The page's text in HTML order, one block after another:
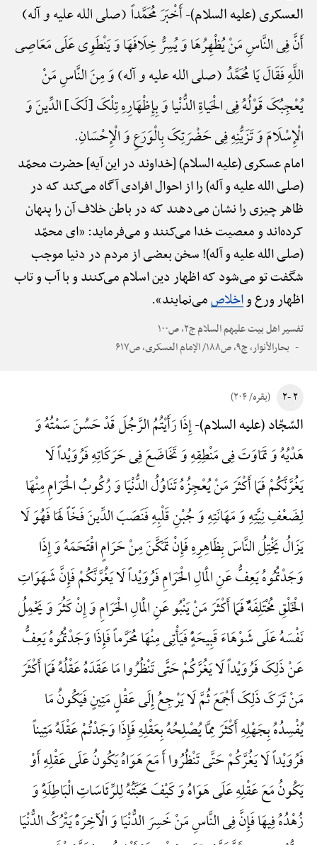
العسکری (علیه السلام)-أَخْبَرَ مُحَمَّداً (صلی الله علیه و آله)
أَنَّ فِی النَّاسِ مَنْ یُظْهِرُهَا وَ یُسِرُّ خِلَافَهَا وَ یَنْطَوِی عَلَی مَعَاصِی
اللَّهِ فَقَالَ یَا مُحَمَّدُ (صلی الله علیه و آله) وَ مِنَ النَّاسِ مَنْ
یُعْجِبُکَ قَوْلُهُ فِی الْحَیاةِ الدُّنْیا وَ بِإِظْهَارِهِ تِلْکَ {لَکَ} الدِّینَ وَ
الْإِسْلَامَ وَ تَزَیُّنِهِ فِی حَضْرَتِکَ بِالْوَرَعِ وَ الْإِحْسَانِ.
امام عسکری (علیه السلام) [خداوند در این آیه] حضرت محمّد
(صلی الله علیه و آله) را از احوال افرادی آگاه می‌کند که در
ظاهر چیزی را نشان می‌دهند که در باطن خلاف آن را پنهان
کرده‌اند و معصیت خدا می‌کنند و می‌فرماید: «ای محمّد
(صلی الله علیه و آله)! سخن بعضی از مردم در دنیا موجب
شگفت تو می‌شود که اظهار دین اسلام می‌کنند و با آب و تاب
اظهار ورع واخلاصمی‌نمایند».
تفسیر اهل بیت علیهم السلام ج۲، ص۱۰۰
بحارالأنوار، ج۹، ص۱۸۸/ الإمام العسکری، ص۶۱۷
۲ -۲ (بقره/ ۲۰۴)
السّجّاد (علیه السلام)-إِذَا رَأَیْتُمُ الرَّجُلَ قَدْ حَسُنَ سَمْتُهُ وَ
هَدْیُهُ وَ تَمَاوَتَ فِی مَنْطِقِهِ وَ تَخَاضَعَ فِی حَرَکَاتِهِ فَرُوَیْداً لَا
یَغُرَّنَّکُمْ فَمَا أَکْثَرَ مَنْ یُعْجِزُهُ تَنَاوُلُ الدُّنْیَا وَ رُکُوبُ الْحَرَامِ مِنْهَا
لِضَعْفِ نِیَّتِهِ وَ مَهَانَتِهِ وَ جُبْنِ قَلْبِهِ فَنَصَبَ الدِّینَ فَخّاً لَهَا فَهُوَ لَا
یَزَالُ یَخْتِلُ النَّاسَ بِظَاهِرِهِ فَإِنْ تَمَکَّنَ مِنْ حَرَامٍ اقْتَحَمَهُ وَ إِذَا
وَجَدْتُمُوهُ یَعِفُّ عَنِ الْمَالِ الْحَرَامِ فَرُوَیْداً لَا یَغُرَّنَّکُمْ فَإِنَّ شَهَوَاتِ
الْخَلْقِ مُخْتَلِفَهًٌْ فَمَا أَکْثَرَ مَنْ یَنْبُو عَنِ الْمَالِ الْحَرَامِ وَ إِنْ کَثُرَ وَ یَحْمِلُ
نَفْسَهُ عَلَی شَوْهَاءَ قَبِیحَهًٍْ فَیَأْتِی مِنْهَا مُحَرَّماً فَإِذَا وَجَدْتُمُوهُ یَعِفُّ
عَنْ ذَلِکَ فَرُوَیْداً لَا یَغُرَّکُمْ حَتَّی تَنْظُرُوا مَا عَقَدَهُ عَقْلُهُ فَمَا أَکْثَرَ
مَنْ تَرَکَ ذَلِکَ أَجْمَعَ ثُمَّ لَا یَرْجِعُ إِلَی عَقْلٍ مَتِینٍ فَیَکُونُ مَا
یُفْسِدُهُ بِجَهْلِهِ أَکْثَرَ مِمَّا یُصْلِحُهُ بِعَقْلِهِ فَإِذَا وَجَدْتُمْ عَقْلَهُ مَتِیناً
فَرُوَیْداً لَا یَغُرَّکُمْ حَتَّی تَنْظُرُوا أَ مَعَ هَوَاهُ یَکُونُ عَلَی عَقْلِهِ أَوْ
یَکُونُ مَعَ عَقْلِهِ عَلَی هَوَاهُ وَ کَیْفَ مَحَبَّتُهُ لِلرِّئَاسَاتِ الْبَاطِلَهًِْ وَ
زُهْدُهُ فِیهَا فَإِنَّ فِی النَّاسِ مَنْ خَسِرَ الدُّنْیَا وَ الْآخِرَهًَْ یَتْرُکُ الدُّنْیَا